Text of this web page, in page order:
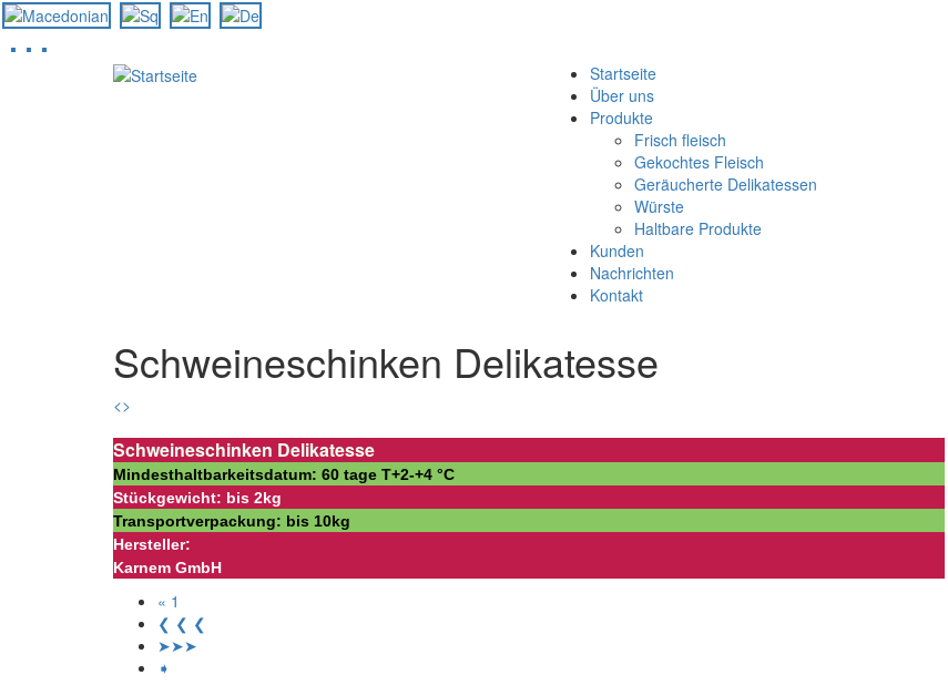
Startseite
Über uns
Produkte
Frisch fleisch
Gekochtes Fleisch
Geräucherte Delikatessen
Würste
Haltbare Produkte
Kunden
Nachrichten
Kontakt
Schweineschinken Delikatesse
<>
Schweineschinken Delikatesse
Mindesthaltbarkeitsdatum: 60 tage Т+2-+4 °С
Stückgewicht: bis 2kg
Transportverpackung: bis 10kg
Hersteller:
Karnem GmbH
« 1
❮ ❮ ❮
➤➤➤
➧